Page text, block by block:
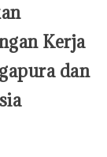
Kerja
dan